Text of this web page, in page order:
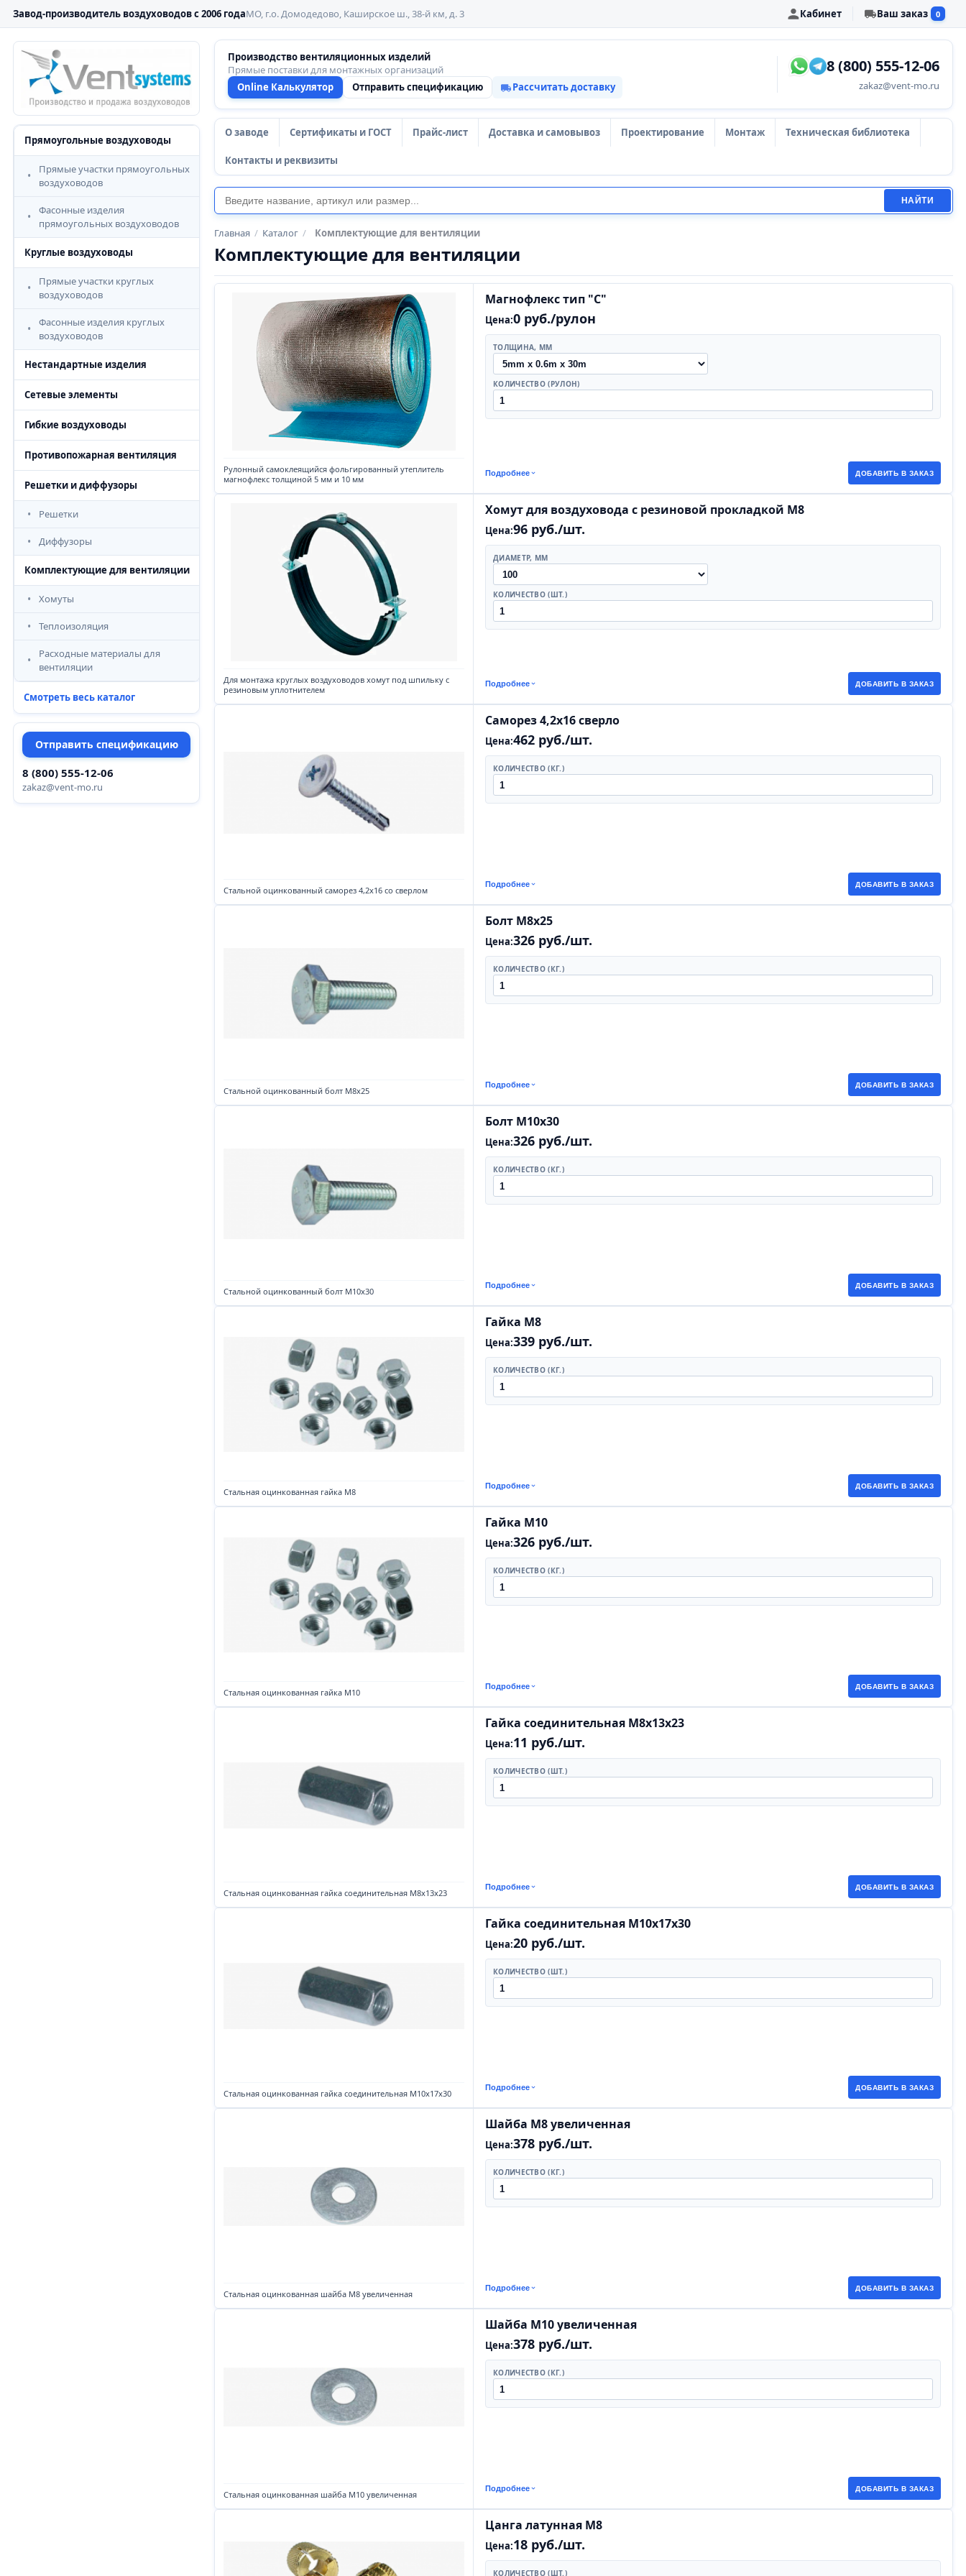
Завод-производитель воздуховодов с 2006 годаМО, г.о. Домодедово, Каширское ш., 38-й км, д. 3 Кабинет Ваш заказ 0
Прямоугольные воздуховоды
Прямые участки прямоугольных
воздуховодов
Фасонные изделия
прямоугольных воздуховодов
Круглые воздуховоды
Прямые участки круглых
воздуховодов
Фасонные изделия круглых
воздуховодов
Нестандартные изделия
Сетевые элементы
Гибкие воздуховоды
Противопожарная вентиляция
Решетки и диффузоры
Решетки
Диффузоры
Комплектующие для вентиляции
Хомуты
Теплоизоляция
Расходные материалы для
вентиляции
Смотреть весь каталог
Отправить спецификацию
8 (800) 555-12-06
zakaz@vent-mo.ru
Производство вентиляционных изделий
Прямые поставки для монтажных организаций
Online Калькулятор
Отправить спецификацию Рассчитать доставку
8 (800) 555-12-06
zakaz@vent-mo.ru
О заводе Сертификаты и ГОСТ Прайс-лист Доставка и самовывоз Проектирование Монтаж Техническая библиотека
Контакты и реквизиты
НАЙТИ
Главная / Каталог / Комплектующие для вентиляции
Комплектующие для вентиляции
Рулонный самоклеящийся фольгированный утеплитель
магнофлекс толщиной 5 мм и 10 мм
Магнофлекс тип "С"
Цена:0 руб./рулон
ТОЛЩИНА, ММ
КОЛИЧЕСТВО (РУЛОН)
Подробнее ДОБАВИТЬ В ЗАКАЗ
Для монтажа круглых воздуховодов хомут под шпильку с
резиновым уплотнителем
Хомут для воздуховода с резиновой прокладкой М8
Цена:96 руб./шт.
ДИАМЕТР, ММ
КОЛИЧЕСТВО (ШТ.)
Подробнее ДОБАВИТЬ В ЗАКАЗ
Стальной оцинкованный саморез 4,2х16 со сверлом
Саморез 4,2х16 сверло
Цена:462 руб./шт.
КОЛИЧЕСТВО (КГ.)
Подробнее ДОБАВИТЬ В ЗАКАЗ
Стальной оцинкованный болт М8х25
Болт М8х25
Цена:326 руб./шт.
КОЛИЧЕСТВО (КГ.)
Подробнее ДОБАВИТЬ В ЗАКАЗ
Стальной оцинкованный болт М10х30
Болт М10х30
Цена:326 руб./шт.
КОЛИЧЕСТВО (КГ.)
Подробнее ДОБАВИТЬ В ЗАКАЗ
Стальная оцинкованная гайка М8
Гайка М8
Цена:339 руб./шт.
КОЛИЧЕСТВО (КГ.)
Подробнее ДОБАВИТЬ В ЗАКАЗ
Стальная оцинкованная гайка М10
Гайка М10
Цена:326 руб./шт.
КОЛИЧЕСТВО (КГ.)
Подробнее ДОБАВИТЬ В ЗАКАЗ
Стальная оцинкованная гайка соединительная М8х13х23
Гайка соединительная М8х13х23
Цена:11 руб./шт.
КОЛИЧЕСТВО (ШТ.)
Подробнее ДОБАВИТЬ В ЗАКАЗ
Стальная оцинкованная гайка соединительная М10х17х30
Гайка соединительная М10х17х30
Цена:20 руб./шт.
КОЛИЧЕСТВО (ШТ.)
Подробнее ДОБАВИТЬ В ЗАКАЗ
Стальная оцинкованная шайба М8 увеличенная
Шайба М8 увеличенная
Цена:378 руб./шт.
КОЛИЧЕСТВО (КГ.)
Подробнее ДОБАВИТЬ В ЗАКАЗ
Стальная оцинкованная шайба М10 увеличенная
Шайба М10 увеличенная
Цена:378 руб./шт.
КОЛИЧЕСТВО (КГ.)
Подробнее ДОБАВИТЬ В ЗАКАЗ
Цанга латунная М8
Цена:18 руб./шт.
КОЛИЧЕСТВО (ШТ.)